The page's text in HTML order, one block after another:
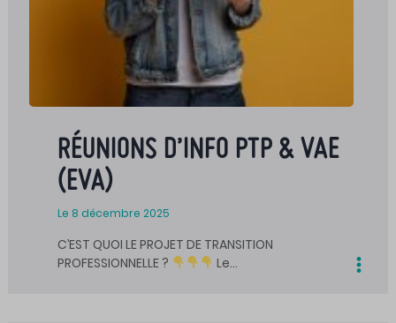
RÉUNIONS D’INFO PTP & VAE
(EVA)
Le 8 décembre 2025
C’EST QUOI LE PROJET DE TRANSITION
PROFESSIONNELLE ?
Le…